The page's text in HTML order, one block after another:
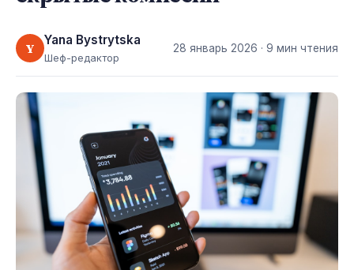
Y Yana Bystrytska
Шеф-редактор
28 январь 2026 · 9 мин чтения